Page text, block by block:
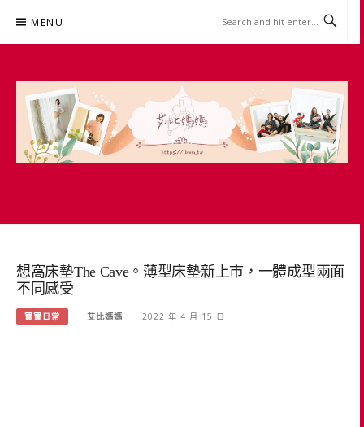
content
MENU
想窩床墊The Cave。薄型床墊新上市，一體成型兩面
不同感受
寶寶日常 艾比媽媽 2022 年 4 月 15 日